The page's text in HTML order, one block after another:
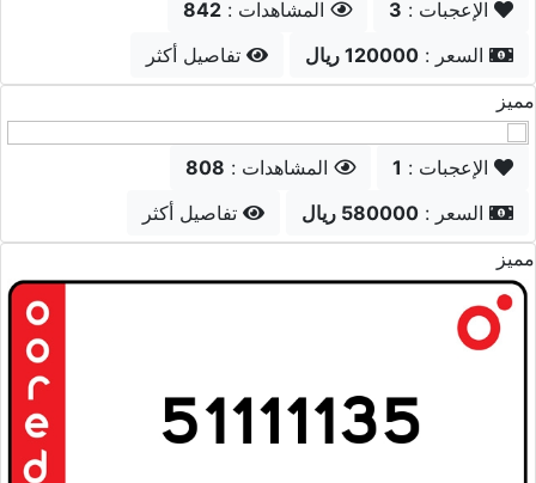
الإعجبات : 11 المشاهدات :942
السعر : 8000 ريال
تفاصيل أكثر
مميز
الإعجبات : 0 المشاهدات :688
السعر : 14000 ريال
تفاصيل أكثر
مميز